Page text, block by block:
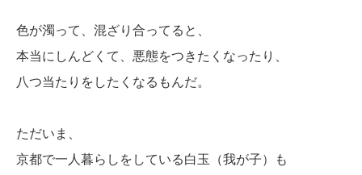
色が濁って、混ざり合ってると、
本当にしんどくて、悪態をつきたくなったり、
八つ当たりをしたくなるもんだ。
ただいま、
京都で一人暮らしをしている白玉（我が子）も